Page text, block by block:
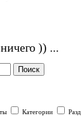
)) ...
Поиск
Категории